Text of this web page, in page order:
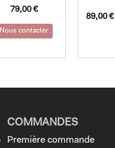
79,00 €
Nous contacter
89,00€
COMMANDES
Première commande